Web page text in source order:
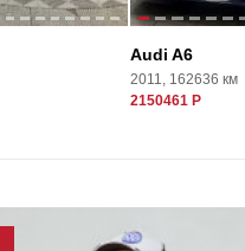
Audi A6
2011, 162636 км
2150461 Р